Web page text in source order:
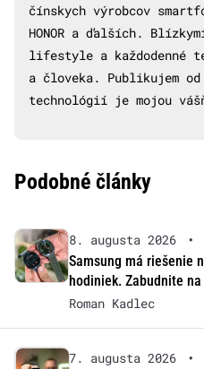
čínskych výrobcov
HONOR a ďalších.
lifestyle a každodenné
a človeka. Publikujem od
technológií je mojou
Podobné články
8. augusta 2026 •
Samsung má riešenie
hodiniek. Zabudnite
Roman Kadlec
7. augusta 2026 •